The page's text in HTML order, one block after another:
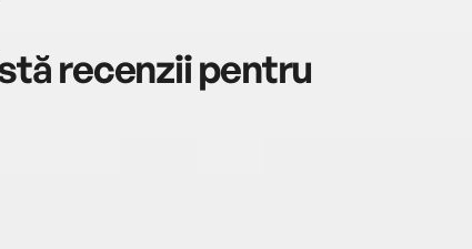
recenzii pentru